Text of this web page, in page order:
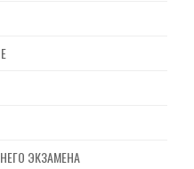
ЭКЗАМЕНА